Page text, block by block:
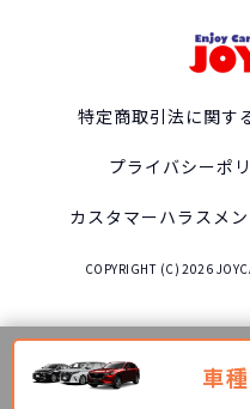
月々の支払
勤・妊娠・転職・ボー
事が発生しても短期契
で、ライフスタイルに合
特定商取引法に関す
プライバシーポ
カスタマーハラスメ
COPYRIGHT (C) 2026
車